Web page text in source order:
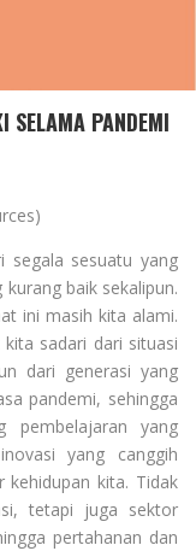
SELAMA PANDEMI
segala sesuatu yang
baik sekalipun.
ini masih kita alami.
sadari dari situasi
dari generasi yang
pandemi, sehingga
pembelajaran yang
yang canggih
kehidupan kita. Tidak
tetapi juga sektor
pertahanan dan